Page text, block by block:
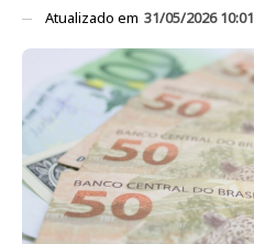
Atualizado em 31/05/2026 10:01